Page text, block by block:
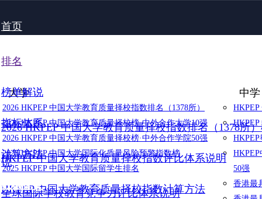
首页
排名
大学
2026 HKPEP 中国大学教育质量择校指数排名（1378所）
2026 HKPEP 中国大学教育质量择校榜·中外合作大学10强
2026 HKPEP 中国大学教育质量择校榜·中外合作学院50强
2025 HKPEP 中国大学国际化质量风险预警指数榜
2025 HKPEP 中国大学国际留学生排名
中学
50强
香港最
榜单解说
2026 HKPEP 中国大学教育质量择校指数排名（1378所
说
指标体系
HKPEP 中国大学教育质量择校指数评比体系说明
全球国际学校教育竞争力评比体系说明
计算方法
HKPEP 中国大学教育质量择校指数计算方法
数据提交